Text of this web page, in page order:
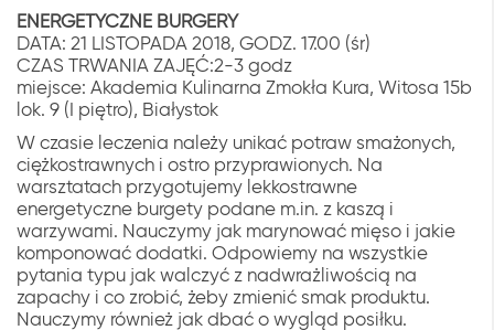
ENERGETYCZNE BURGERY
DATA: 21 LISTOPADA 2018, GODZ. 17.00 (śr)
CZAS TRWANIA ZAJĘĆ:2-3 godz
miejsce: Akademia Kulinarna Zmokła Kura, Witosa 15b
lok. 9 (I piętro), Białystok
W czasie leczenia należy unikać potraw smażonych,
ciężkostrawnych i ostro przyprawionych. Na
warsztatach przygotujemy lekkostrawne
energetyczne burgety podane m.in. z kaszą i
warzywami. Nauczymy jak marynować mięso i jakie
komponować dodatki. Odpowiemy na wszystkie
pytania typu jak walczyć z nadwrażliwością na
zapachy i co zrobić, żeby zmienić smak produktu.
Nauczymy również jak dbać o wygląd posiłku.